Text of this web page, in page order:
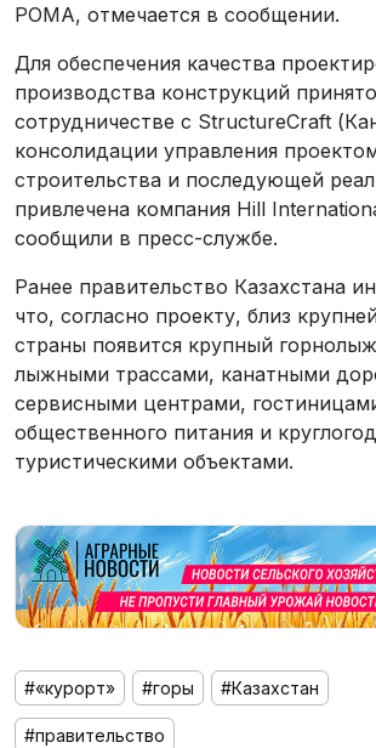
POMA, отмечается в сообщении.
Для обеспечения качества
производства конструкций
сотрудничестве с StructureCraft
консолидации управления
строительства и последующей
привлечена компания Hill
сообщили в пресс-службе.
Ранее правительство Казахстана
что, согласно проекту, близ
страны появится крупный
лыжными трассами, канатными
сервисными центрами,
общественного питания и
туристическими объектами.
#«курорт» #горы #Казахстан
#правительство